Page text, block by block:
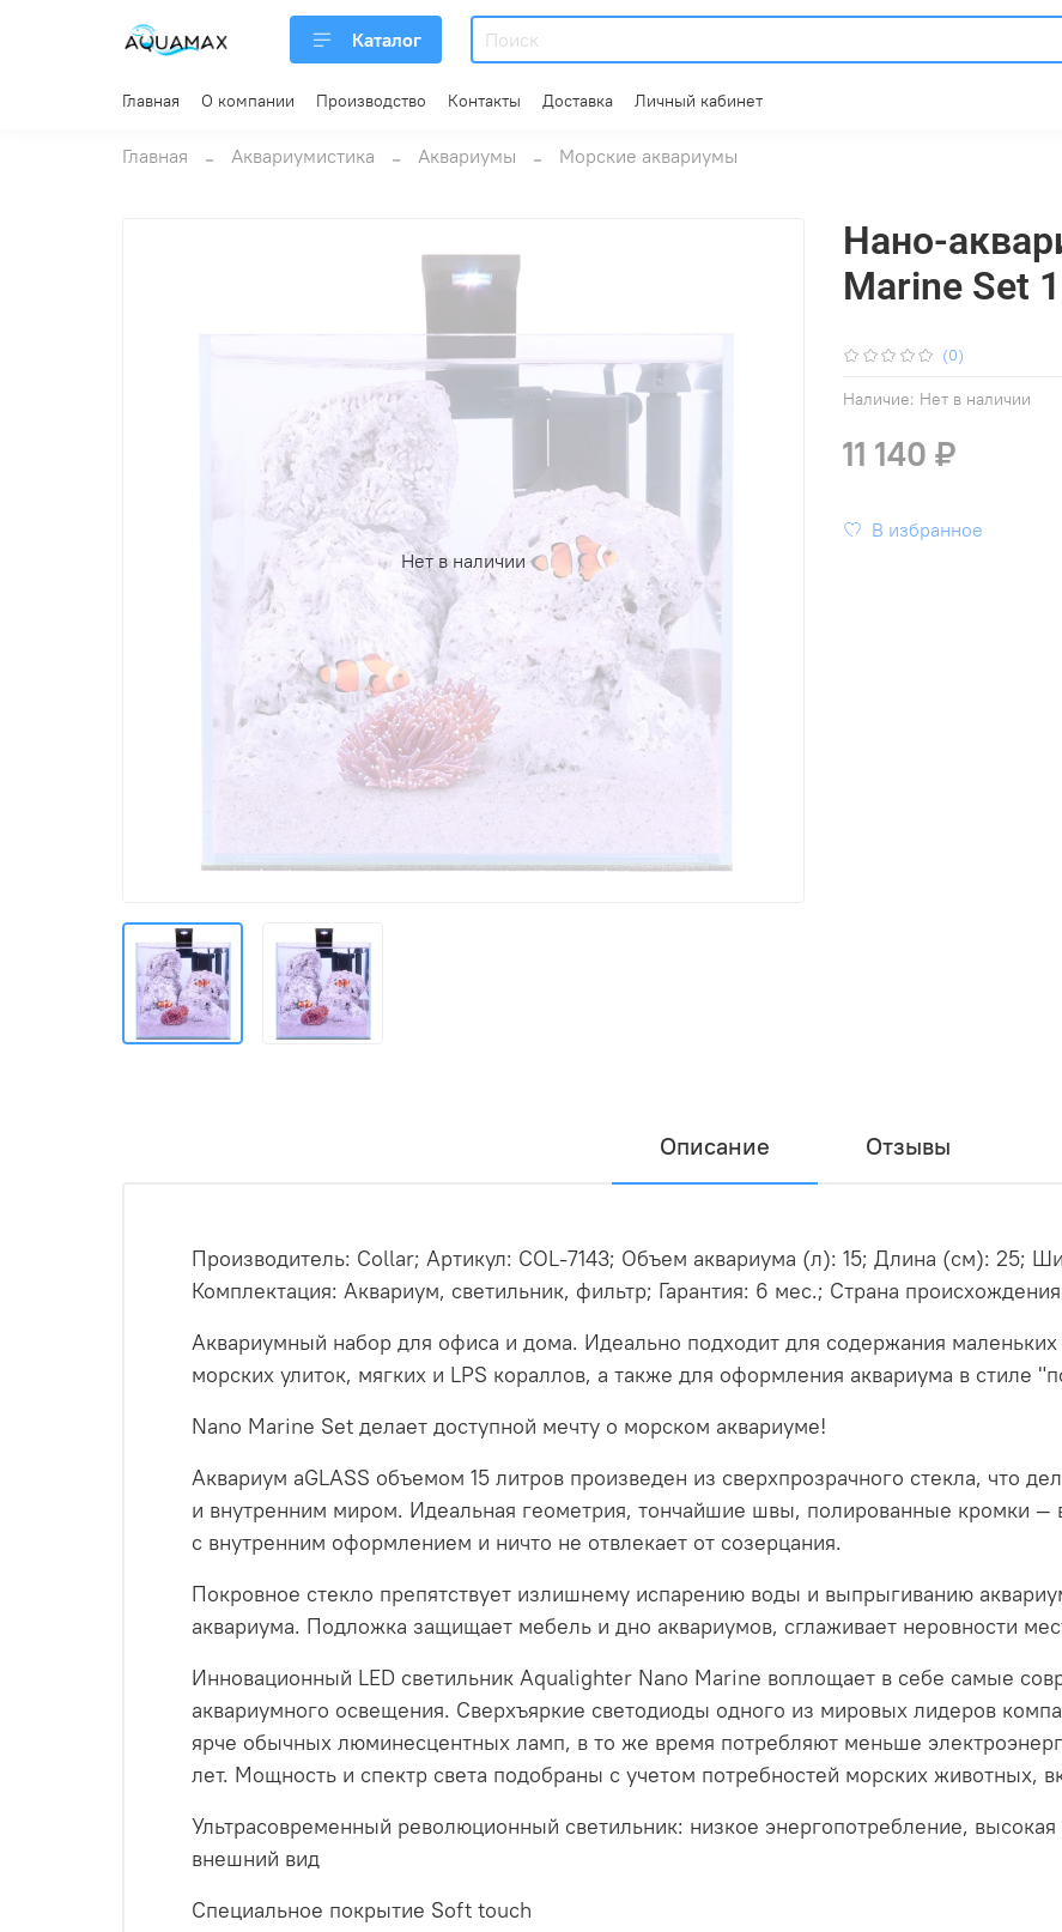
Каталог
Главная О компании Производство Контакты Доставка Личный кабинет
Главная Аквариумистика Аквариумы Морские аквариумы
Нет в наличии
(0)
Наличие: Нет в наличии
Нано-
Marine Set
11 140 ₽
В избранное
Описание Отзывы
Производитель: Collar; Артикул: COL-7143; Объем аквариума (л): 15; Длина (см): 25;
Комплектация: Аквариум, светильник, фильтр; Гарантия: 6 мес.; Страна
Аквариумный набор для офиса и дома. Идеально подходит для содержания
морских улиток, мягких и LPS кораллов, а также для оформления аквариума в стиле
Nano Marine Set делает доступной мечту о морском аквариуме!
Аквариум aGLASS объемом 15 литров произведен из сверхпрозрачного стекла, что
и внутренним миром. Идеальная геометрия, тончайшие швы, полированные кромки —
с внутренним оформлением и ничто не отвлекает от созерцания.
Покровное стекло препятствует излишнему испарению воды и выпрыгиванию
аквариума. Подложка защищает мебель и дно аквариумов, сглаживает неровности
Инновационный LED светильник Aqualighter Nano Marine воплощает в себе самые
аквариумного освещения. Сверхъяркие светодиоды одного из мировых лидеров
ярче обычных люминесцентных ламп, в то же время потребляют меньше
лет. Мощность и спектр света подобраны с учетом потребностей морских животных,
Ультрасовременный революционный светильник: низкое энергопотребление,
внешний вид
Специальное покрытие Soft touch